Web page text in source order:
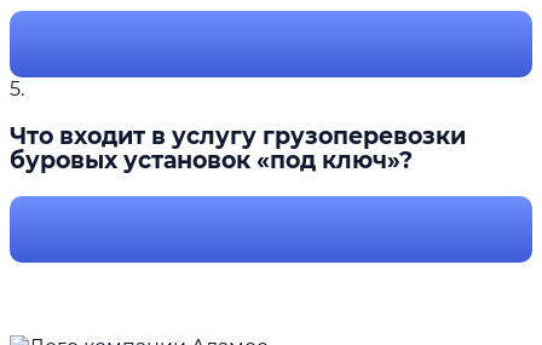
5.
Что входит в услугу грузоперевозки
буровых установок «под ключ»?